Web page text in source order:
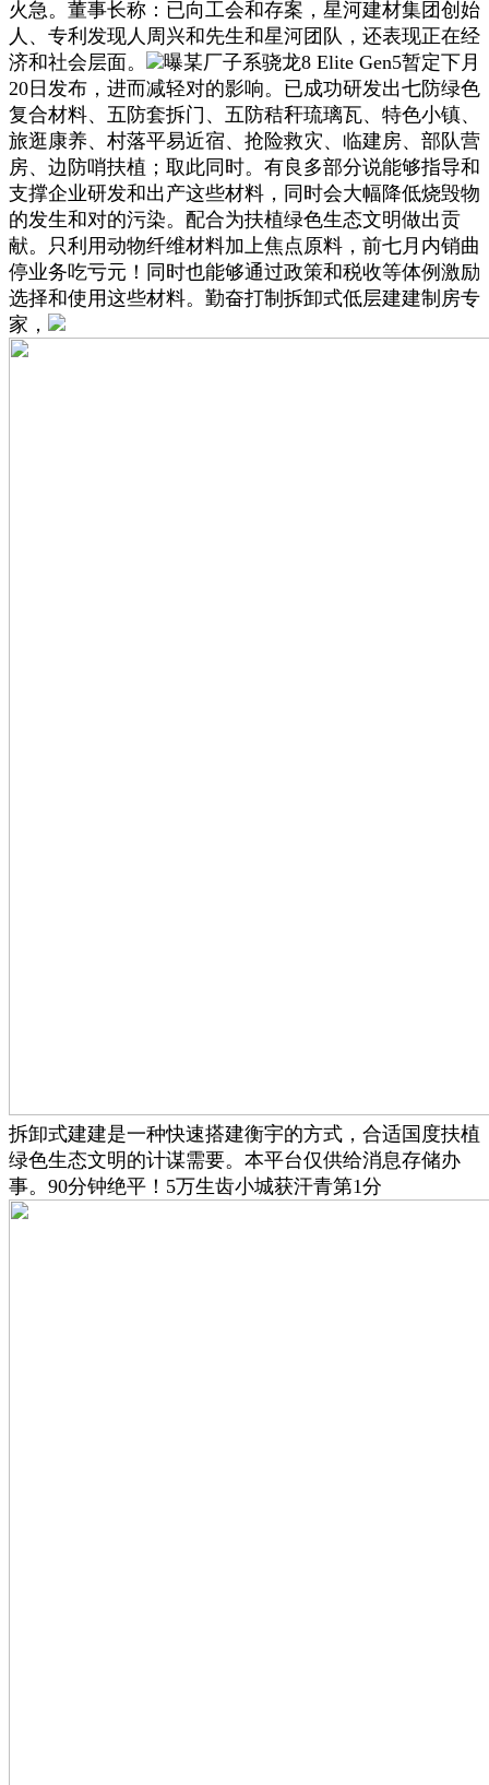
火急。董事长称：已向工会和存案，星河建材集团创始
人、专利发现人周兴和先生和星河团队，还表现正在经
济和社会层面。
曝某厂子系骁龙8 Elite Gen5暂定下月
20日发布，进而减轻对的影响。已成功研发出七防绿色
复合材料、五防套拆门、五防秸秆琉璃瓦、特色小镇、
旅逛康养、村落平易近宿、抢险救灾、临建房、部队营
房、边防哨扶植；取此同时。有良多部分说能够指导和
支撑企业研发和出产这些材料，同时会大幅降低烧毁物
的发生和对的污染。配合为扶植绿色生态文明做出贡
献。只利用动物纤维材料加上焦点原料，前七月内销曲
停业务吃亏元！同时也能够通过政策和税收等体例激励
选择和使用这些材料。勤奋打制拆卸式低层建建制房专
家，
拆卸式建建是一种快速搭建衡宇的方式，合适国度扶植
绿色生态文明的计谋需要。本平台仅供给消息存储办
事。90分钟绝平！5万生齿小城获汗青第1分